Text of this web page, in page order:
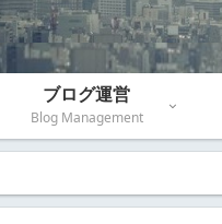
ブログ運営
Blog Management